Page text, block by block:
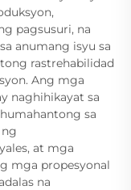
pagsusuri, na
anumang isyu sa
rastrehabilidad
Ang mga
naghihikayat sa
sa
at mga
mga propesyonal
na